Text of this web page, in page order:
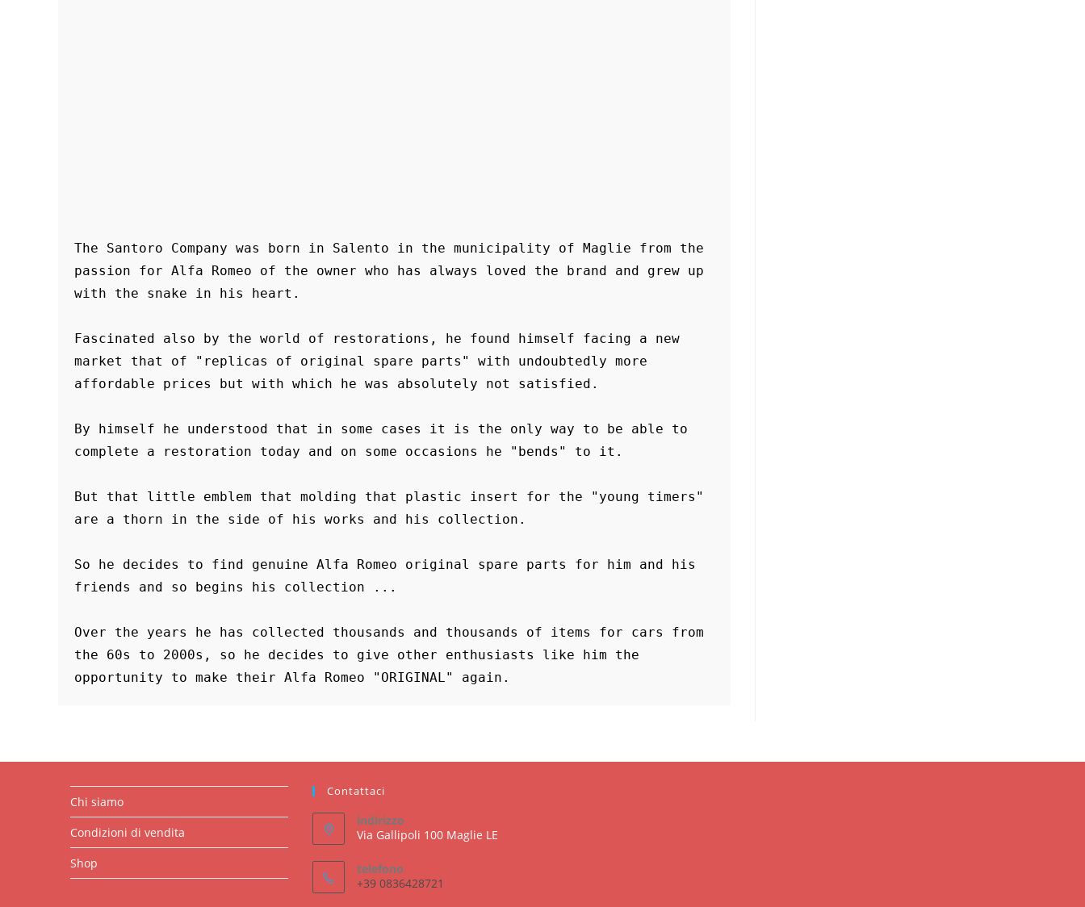
The Santoro Company was born in Salento in the municipality of Maglie from the
passion for Alfa Romeo of the owner who has always loved the brand and grew up
with the snake in his heart.
Fascinated also by the world of restorations, he found himself facing a new
market that of "replicas of original spare parts" with undoubtedly more
affordable prices but with which he was absolutely not satisfied.
By himself he understood that in some cases it is the only way to be able to
complete a restoration today and on some occasions he "bends" to it.
But that little emblem that molding that plastic insert for the "young timers"
are a thorn in the side of his works and his collection.
So he decides to find genuine Alfa Romeo original spare parts for him and his
friends and so begins his collection ...
Over the years he has collected thousands and thousands of items for cars from
the 60s to 2000s, so he decides to give other enthusiasts like him the
opportunity to make their Alfa Romeo "ORIGINAL" again.
Chi siamo
Condizioni di vendita
Shop
Contattaci
indirizzo
Via Gallipoli 100 Maglie LE
telefono
+39 0836428721